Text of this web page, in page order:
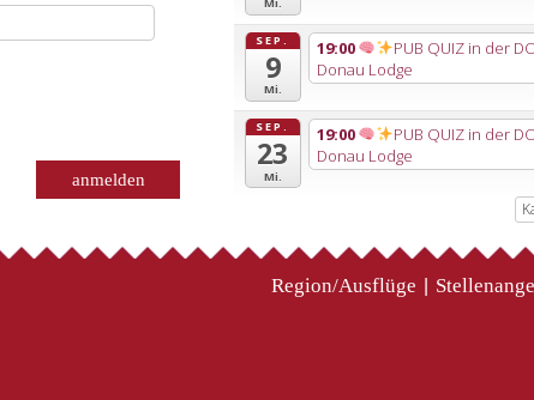
Mi.
SEP.
9
Mi.
19:00 PUB QUIZ in der
Donau Lodge
SEP.
23
Mi.
19:00 PUB QUIZ in der
Donau Lodge
Region/Ausflüge